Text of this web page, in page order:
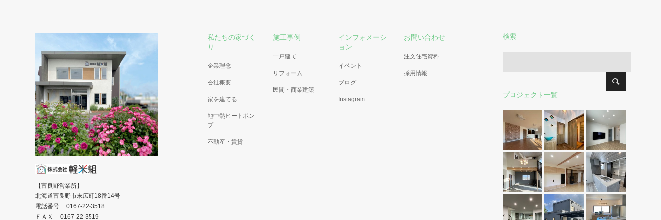
私たちの家づく
り
企業理念
会社概要
家を建てる
地中熱ヒートポン
プ
不動産・賃貸
施工事例
一戸建て
リフォーム
民間・商業建築
インフォメーシ
ョン
イベント
ブログ
Instagram
お問い合わせ
注文住宅資料
採用情報
検索
プロジェクト一覧
【富良野営業所】
北海道富良野市末広町18番14号
電話番号 0167-22-3518
ＦＡＸ 0167-22-3519